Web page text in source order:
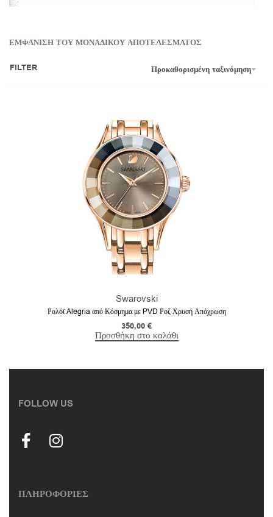
ΕΜΦΆΝΙΣΗ ΤΟΥ ΜΟΝΑΔΙΚΟΎ ΑΠΟΤΕΛΈΣΜΑΤΟΣ
Προκαθορισμένη ταξινόμηση
FILTER
Swarovski
Ρολόϊ Alegria από Κόσμημα με PVD Ροζ Χρυσή Απόχρωση
350,00 €
Προσθήκη στο καλάθι
FOLLOW US
ΠΛΗΡΟΦΟΡΙΕΣ